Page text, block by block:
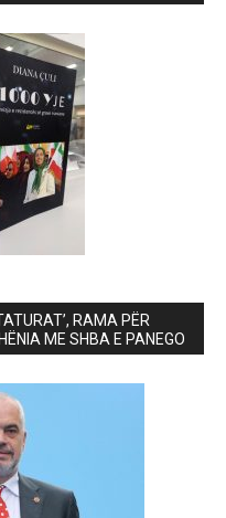
RAMA PËR
ME SHBA E PANEGO